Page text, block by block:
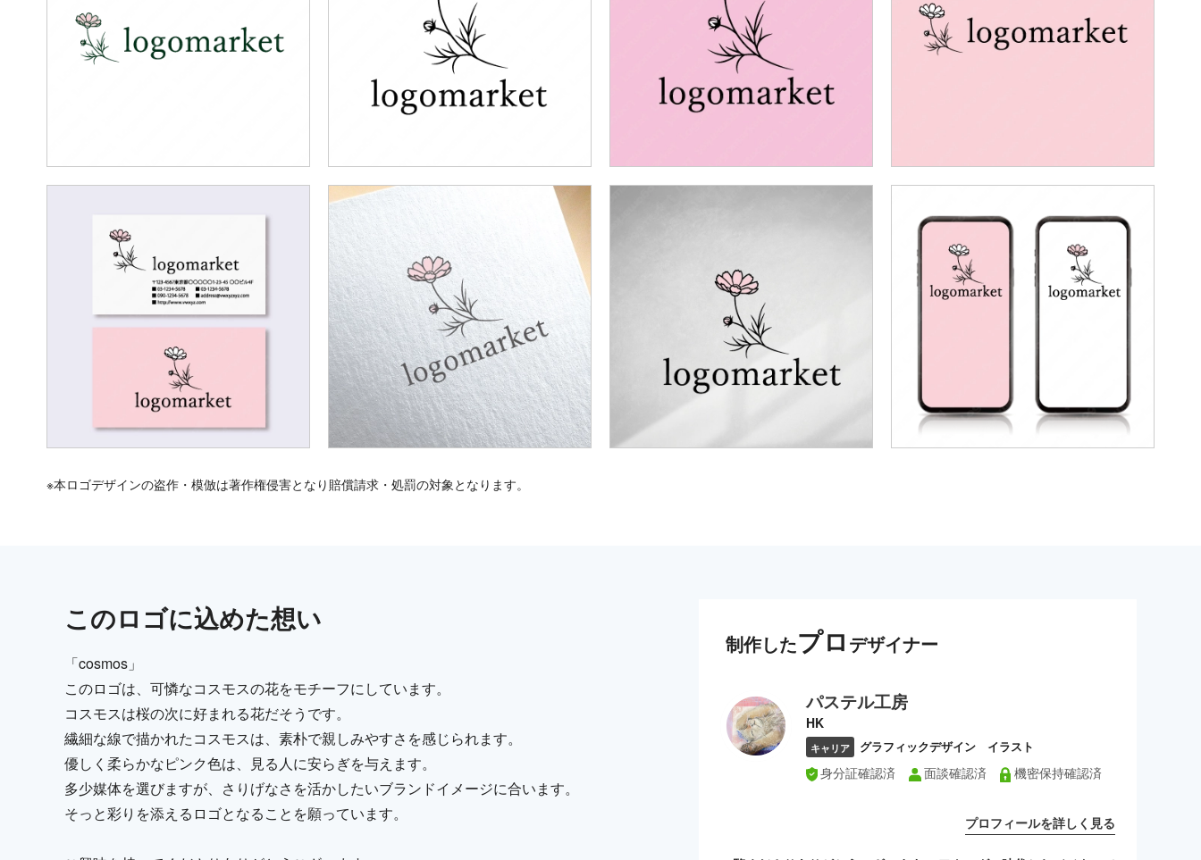
※本ロゴデザインの盗作・模倣は著作権侵害となり賠償請求・処罰の対象となります。
このロゴに込めた想い
「cosmos」
このロゴは、可憐なコスモスの花をモチーフにしています。
コスモスは桜の次に好まれる花だそうです。
繊細な線で描かれたコスモスは、素朴で親しみやすさを感じられます。
優しく柔らかなピンク色は、見る人に安らぎを与えます。
多少媒体を選びますが、さりげなさを活かしたいブランドイメージに合います。
そっと彩りを添えるロゴとなることを願っています。
制作したプロ デザイナー
パステル工房
HK
キャリア グラフィックデザイン イラスト
身分証確認済 面談確認済 機密保持確認済
プロフィールを詳しく見る